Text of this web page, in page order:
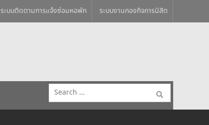
ระบบติดตามการแจ้งซ่อมหอพัก ระบบงานกองกิจการนิสิต
Search
for: